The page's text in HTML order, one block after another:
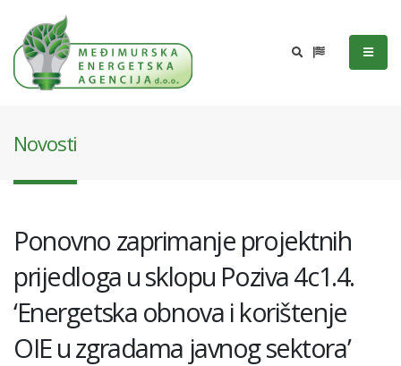
Novosti
Ponovno zaprimanje projektnih
prijedloga u sklopu Poziva 4c1.4.
‘Energetska obnova i korištenje
OIE u zgradama javnog sektora’